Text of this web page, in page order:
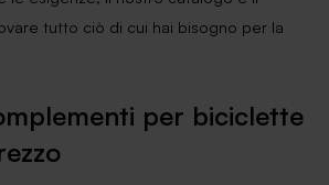
tutto ciò di cui hai bisogno per la
per biciclette